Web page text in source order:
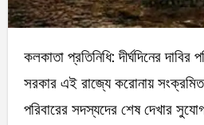
কলকাতা প্রতিনিধি: দীর্ঘদিনের দাবির পরিপ্রেক্ষিতে পশ্চিমবঙ্গ
সরকার এই রাজ্যে করোনায় সংক্রমিত
পরিবারের সদস্যদের শেষ দেখার